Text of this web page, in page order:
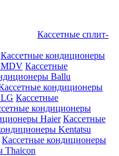
Кассетные сплит-
Кассетные кондиционеры
MDV Кассетные
Ballu
кондиционеры
Кассетные
кондиционеры
Haier Кассетные
Kentatsu
Кассетные кондиционеры
Thaicon